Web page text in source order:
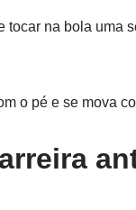
na bola uma
o pé e se mova